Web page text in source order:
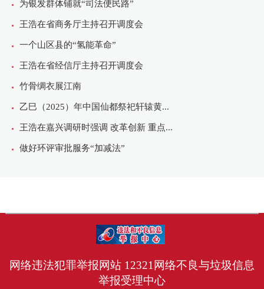
网络违法犯罪举报网站 12321网络不良与垃圾信息
举报受理中心